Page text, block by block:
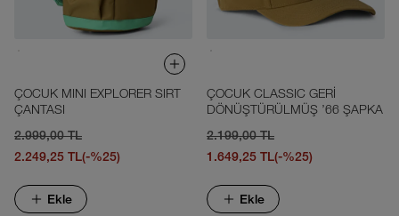
ÇOCUK MINI EXPLORER SIRT
ÇANTASI
2.999,00 TL
2.249,25 TL(-%25)
Ekle
ÇOCUK CLASSIC GERİ
DÖNÜŞTÜRÜLMÜŞ '66 ŞAPKA
2.199,00 TL
1.649,25 TL(-%25)
Ekle